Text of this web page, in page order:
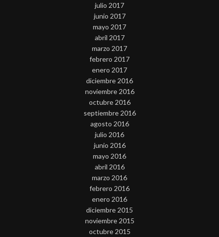
julio 2017
junio 2017
mayo 2017
abril 2017
marzo 2017
febrero 2017
enero 2017
diciembre 2016
noviembre 2016
octubre 2016
septiembre 2016
agosto 2016
julio 2016
junio 2016
mayo 2016
abril 2016
marzo 2016
febrero 2016
enero 2016
diciembre 2015
noviembre 2015
octubre 2015